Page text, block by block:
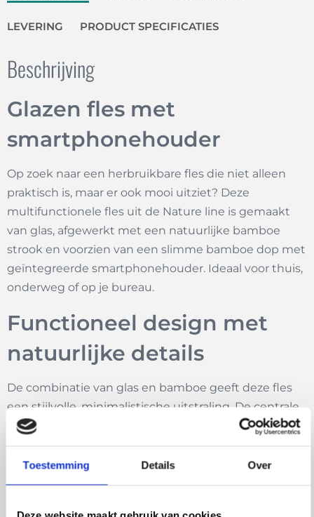
Toestemming Details Over
LEVERING PRODUCT SPECIFICATIES
Beschrijving
Glazen fles met
smartphonehouder
Op zoek naar een herbruikbare fles die niet alleen
praktisch is, maar er ook mooi uitziet? Deze
multifunctionele fles uit de Nature line is gemaakt
van glas, afgewerkt met een natuurlijke bamboe
strook en voorzien van een slimme bamboe dop met
geïntegreerde smartphonehouder. Ideaal voor thuis,
onderweg of op je bureau.
Functioneel design met
natuurlijke details
De combinatie van glas en bamboe geeft deze fles
een stijlvolle, minimalistische uitstraling. De centrale
bamboestrook zorgt niet alleen voor grip, maar
met koude of warme dranken. De bamboe
schroefdop sluit de fles stevig af en kan worden